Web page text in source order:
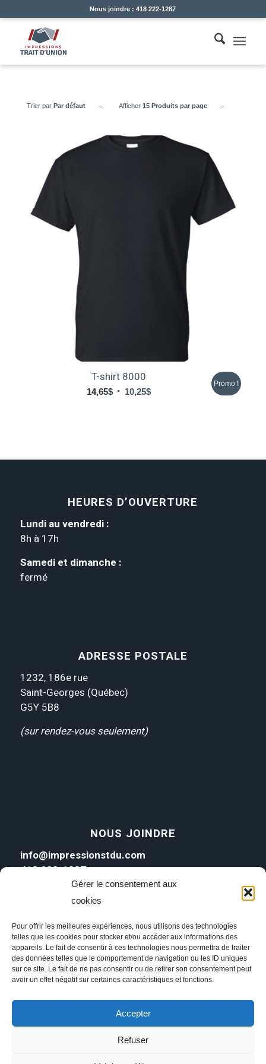
Gérer le consentement aux
cookies
Pour offrir les meilleures expériences, nous utilisons des technologies
telles que les cookies pour stocker et/ou accéder aux informations des
appareils. Le fait de consentir à ces technologies nous permettra de traiter
des données telles que le comportement de navigation ou les ID uniques
sur ce site. Le fait de ne pas consentir ou de retirer son consentement peut
avoir un effet négatif sur certaines caractéristiques et fonctions.
Accepter
Refuser
Nous joindre : 418 222-1287
Trier par Par défaut Afficher 15 Produits par page
T-shirt 8000
14,65$ Le 10,25$Le
Promo !
HEURES D’OUVERTURE
Lundi au vendredi :
8h à 17h
Samedi et dimanche :
fermé
ADRESSE POSTALE
1232, 186e rue
Saint-Georges (Québec)
G5Y 5B8
(sur rendez-vous seulement)
NOUS JOINDRE
info@impressionstdu.com
418 222-1287